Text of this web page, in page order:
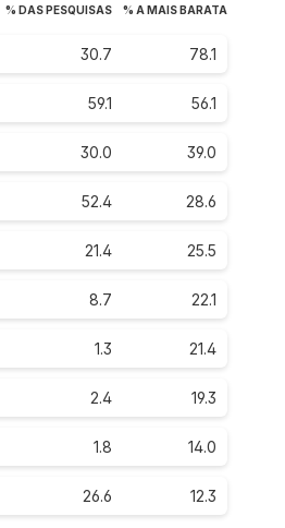
% DAS PESQUISAS % A MAIS BARATA
30.7 78.1
59.1 56.1
30.0 39.0
52.4 28.6
21.4 25.5
8.7 22.1
1.3 21.4
2.4 19.3
1.8 14.0
26.6 12.3